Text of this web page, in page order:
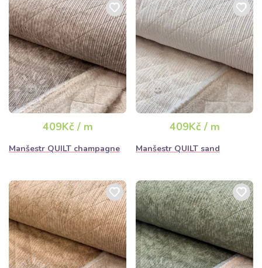
409Kč / m
Manšestr QUILT champagne
409Kč / m
Manšestr QUILT sand